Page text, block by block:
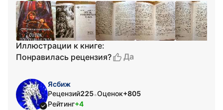
Иллюстрации к книге:
Понравилась рецензия?
Да
Ясбиж
Рецензий225•Оценок+805
Рейтинг+4